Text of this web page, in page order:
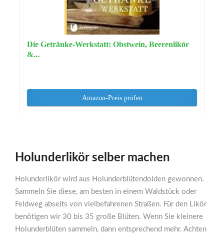
Die Getränke-Werkstatt: Obstwein, Beerenlikör
&...
Amazon-Preis prüfen
Holunderlikör selber machen
Holunderlikör wird aus Holunderblütendolden gewonnen.
Sammeln Sie diese, am besten in einem Waldstück oder
Feldweg abseits von vielbefahrenen Straßen. Für den Likör
benötigen wir 30 bis 35 große Blüten. Wenn Sie kleinere
Holunderblüten sammeln, dann entsprechend mehr. Achten